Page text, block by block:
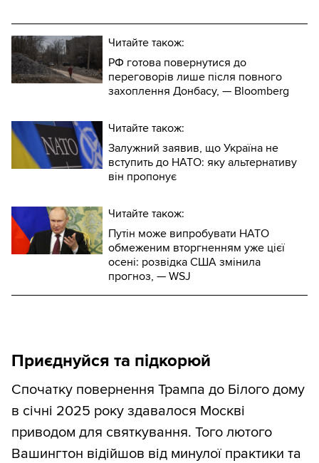
Читайте також:
РФ готова повернутися до
переговорів лише після повного
захоплення Донбасу, — Bloomberg
Читайте також:
Залужний заявив, що Україна не
вступить до НАТО: яку альтернативу
він пропонує
Читайте також:
Путін може випробувати НАТО
обмеженим вторгненням уже цієї
осені: розвідка США змінила
прогноз, — WSJ
Приєднуйся та підкорюй
Спочатку повернення Трампа до Білого дому
в січні 2025 року здавалося Москві
приводом для святкування. Того лютого
Вашингтон відійшов від минулої практики та